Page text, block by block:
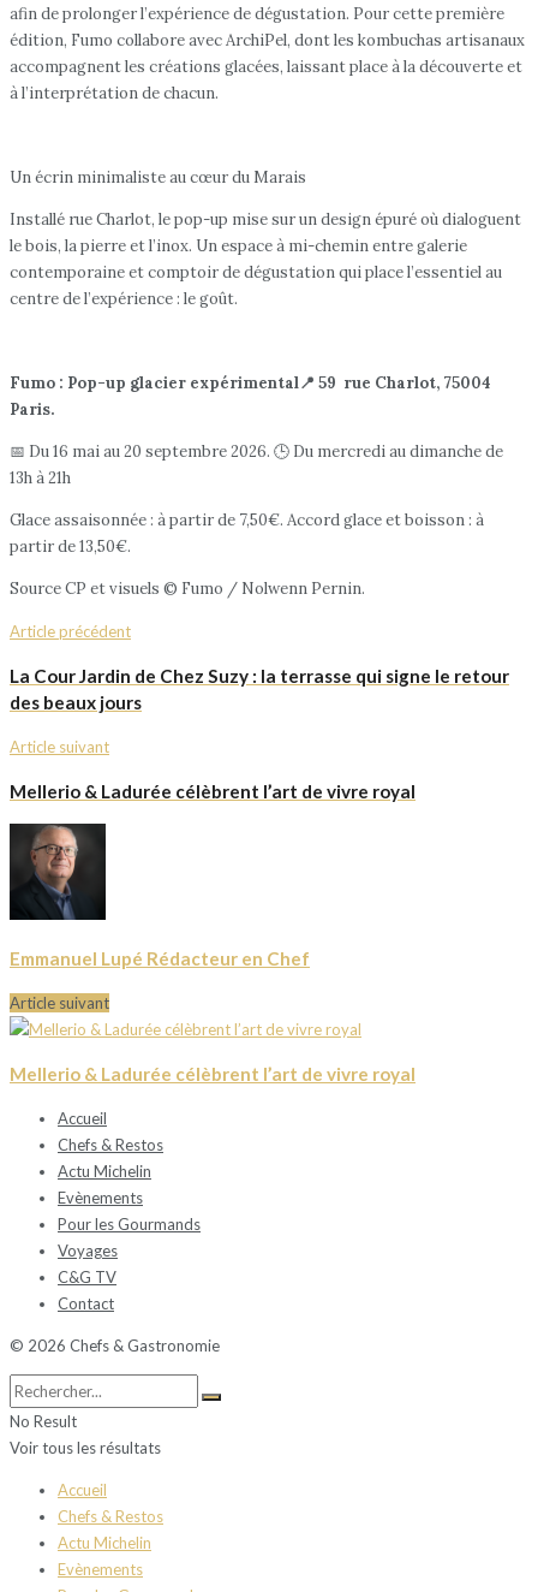
afin de prolonger l’expérience de dégustation. Pour cette première
édition, Fumo collabore avec ArchiPel, dont les kombuchas artisanaux
accompagnent les créations glacées, laissant place à la découverte et
à l’interprétation de chacun.
Un écrin minimaliste au cœur du Marais
Installé rue Charlot, le pop-up mise sur un design épuré où dialoguent
le bois, la pierre et l’inox. Un espace à mi-chemin entre galerie
contemporaine et comptoir de dégustation qui place l’essentiel au
centre de l’expérience : le goût.
Fumo : Pop-up glacier expérimental📍 59 rue Charlot, 75004
Paris.
📅 Du 16 mai au 20 septembre 2026. 🕒 Du mercredi au dimanche de
13h à 21h
Glace assaisonnée : à partir de 7,50€. Accord glace et boisson : à
partir de 13,50€.
Source CP et visuels © Fumo / Nolwenn Pernin.
Article précédent
La Cour Jardin de Chez Suzy : la terrasse qui signe le retour
des beaux jours
Article suivant
Mellerio & Ladurée célèbrent l’art de vivre royal
Emmanuel Lupé Rédacteur en Chef
Article suivant
Mellerio & Ladurée célèbrent l’art de vivre royal
Accueil
Chefs & Restos
Actu Michelin
Evènements
Pour les Gourmands
Voyages
C&G TV
Contact
© 2026 Chefs & Gastronomie
No Result
Voir tous les résultats
Accueil
Chefs & Restos
Actu Michelin
Evènements